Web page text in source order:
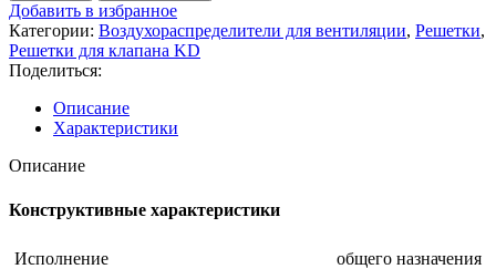
Добавить в избранное
Категории: Воздухораспределители для вентиляции, Решетки,
Решетки для клапана KD
Поделиться:
Описание
Характеристики
Описание
Конструктивные характеристики
Исполнение общего назначения